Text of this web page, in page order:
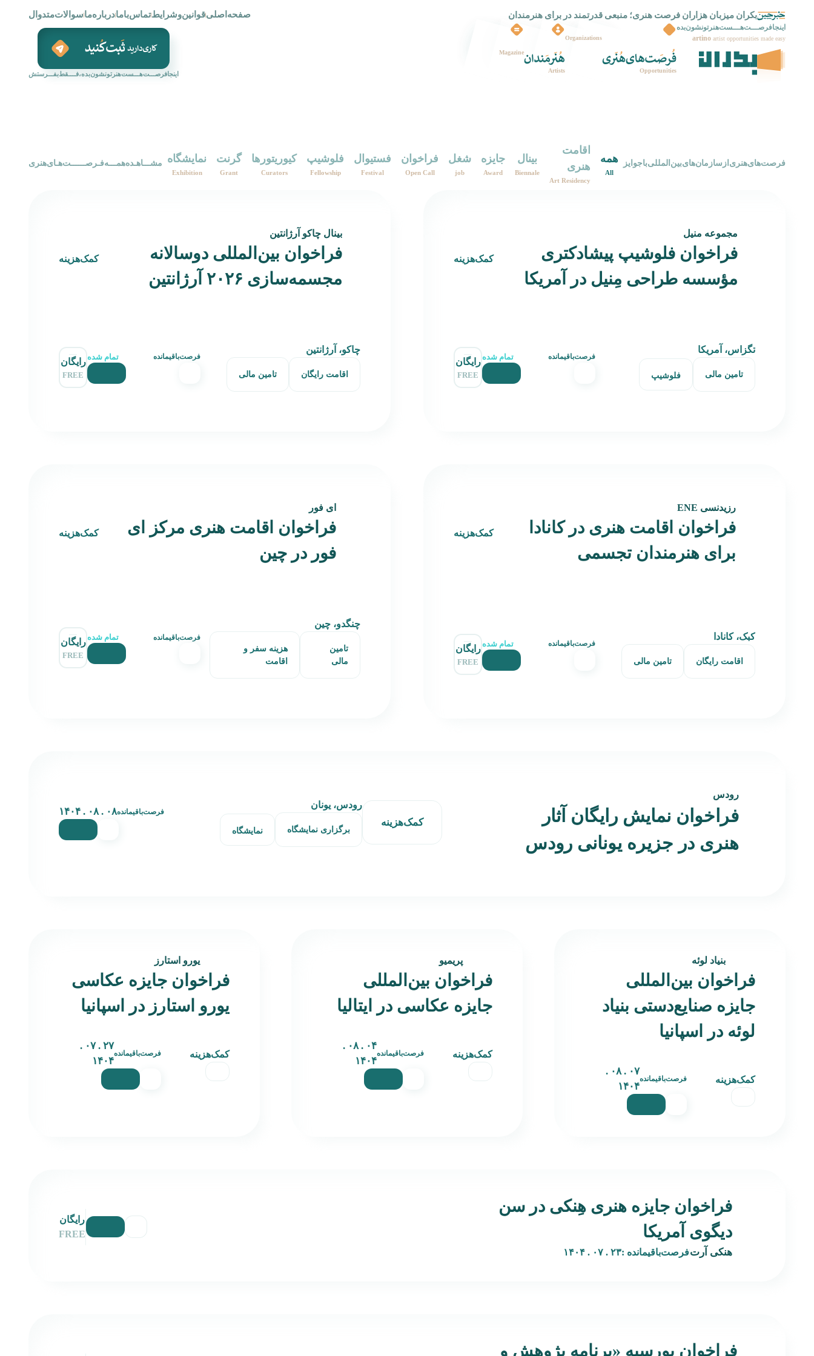
بکران راه اندازی شد
صفحه‌اصلیقوانین‌و‌شرایطتماس‌با‌مادرباره‌ما سوالات‌متدوال
اینجافرصـــت‌هـــست‌هنرتونشون‌بده
artino artist opportunities made easy
Opportunities
Organizations
Artists
Magazine
اینجافرصـــت‌هـــست‌هنرتونشون‌بده،فــــقط‌بفـــرستش
‌فرصت‌های‌هنری‌از‌سازمان‌های‌بین‌المللی‌با‌جوایز همه
All
اقامت
هنری
Art Residency
بینال
Biennale
جایزه
Award
شغل
job
فراخوان
Open Call
فستیوال
Festival
فلوشیپ
Fellowship
کیوریتورها
Curators
گرنت
Grant
نمایشگاه
Exhibition
‌‌مشـــاهـده‌همـــه‌فـرصــــــت‌هـای‌هنری‌
مجموعه منیل
فراخوان فلوشیپ پیشادکتری
مؤسسه طراحی مِنیل در آمریکا
کمک‌هزینه
تگزاس، آمریکا
تامین مالی فلوشیپ
فرصت‌باقیمانده تمام شده رایگان
FREE
بینال چاکو آرژانتین
فراخوان بین‌المللی دوسالانه
مجسمه‌سازی ۲۰۲۶ آرژانتین
کمک‌هزینه
چاکو، آرژانتین
اقامت رایگان تامین مالی
فرصت‌باقیمانده تمام شده رایگان
FREE
رزیدنسی ENE
فراخوان اقامت هنری در کانادا
برای هنرمندان تجسمی
کمک‌هزینه
کبک، کانادا
اقامت رایگان تامین مالی
فرصت‌باقیمانده تمام شده رایگان
FREE
ای فور
فراخوان اقامت هنری مرکز ای
فور در چین
کمک‌هزینه
چنگدو، چین
تامین
مالی
هزینه سفر و
اقامت
فرصت‌باقیمانده تمام شده رایگان
FREE
رودس
فراخوان نمایش رایگان آثار
هنری در جزیره یونانی رودس
کمک‌هزینه
رودس، یونان
برگزاری نمایشگاه نمایشگاه
فرصت‌باقیمانده۰۸ . ۰۸ . ۱۴۰۴
بنیاد لوئه
فراخوان بین‌المللی
جایزه صنایع‌دستی بنیاد
لوئه در اسپانیا
کمک‌هزینه فرصت‌باقیمانده
۰۷ . ۰۸ .
۱۴۰۴
پریمیو
فراخوان بین‌المللی
جایزه عکاسی در ایتالیا
کمک‌هزینه فرصت‌باقیمانده
۰۴ . ۰۸ .
۱۴۰۴
یورو استارز
فراخوان جایزه عکاسی
یورو استارز در اسپانیا
کمک‌هزینه فرصت‌باقیمانده
۲۷ . ۰۷ .
۱۴۰۴
فراخوان جایزه هنری هِنکی در سن
دیگوی آمریکا
هنکی آرتفرصت‌باقیمانده :۲۳ . ۰۷ . ۱۴۰۴
رایگان
FREE
فراخوان بورسیه‌ «برنامه پژوهش و